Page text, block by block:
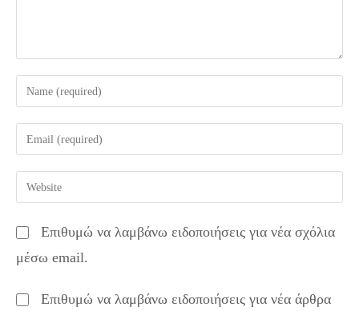
Enter
your
name
comment
Enter
your
email
address
comment
Enter
your
URL
(optional)
Επιθυμώ να λαμβάνω ειδοποιήσεις για νέα σχόλια
μέσω email.
Επιθυμώ να λαμβάνω ειδοποιήσεις για νέα άρθρα